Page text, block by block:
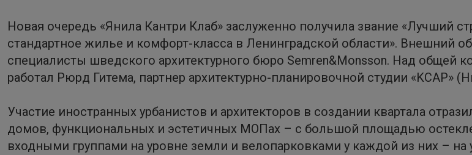
Новая очередь «Янила Кантри Клаб» заслуженно получила звание «Лучший
стандартное жилье и комфорт-класса в Ленинградской области». Внешний
специалисты шведского архитектурного бюро Semren&Monsson. Над общей
работал Рюрд Гитема, партнер архитектурно-планировочной студии «KCAP»
Участие иностранных урбанистов и архитекторов в создании квартала
домов, функциональных и эстетичных МОПах – с большой площадью
входными группами на уровне земли и велопарковками у каждой из них –